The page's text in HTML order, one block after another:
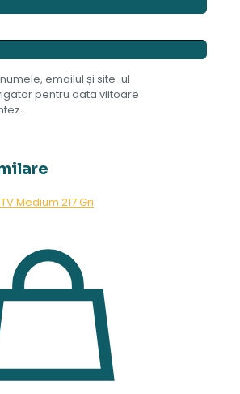
emailul și site-ul
pentru data viitoare